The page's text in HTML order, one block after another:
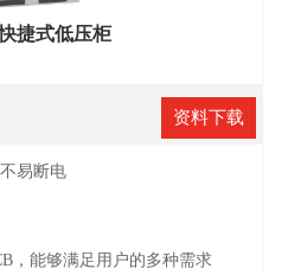
捷式低压柜
资料下载
易断电
，能够满足用户的多种需求